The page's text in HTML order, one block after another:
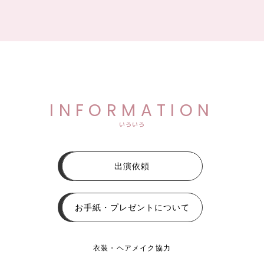
INFORMATION
いろいろ
出演依頼
お手紙・プレゼントについて
衣装・ヘアメイク協力